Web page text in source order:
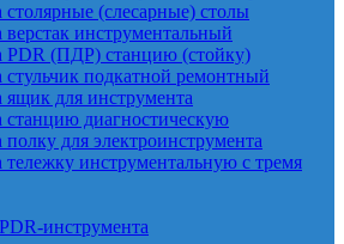
(слесарные) столы
инструментальный
PDR (ПДР) станцию (стойку)
подкатной ремонтный
для инструмента
диагностическую
для электроинструмента
инструментальную с тремя
инструмента